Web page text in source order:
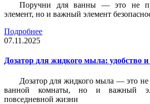
Поручни для ванны — это не
элемент, но и важный элемент
Подробнее
07.11.2025
Дозатор для жидкого мыла: удобство и
Дозатор для жидкого мыла — это не
ванной комнаты, но и важный
повседневной жизни